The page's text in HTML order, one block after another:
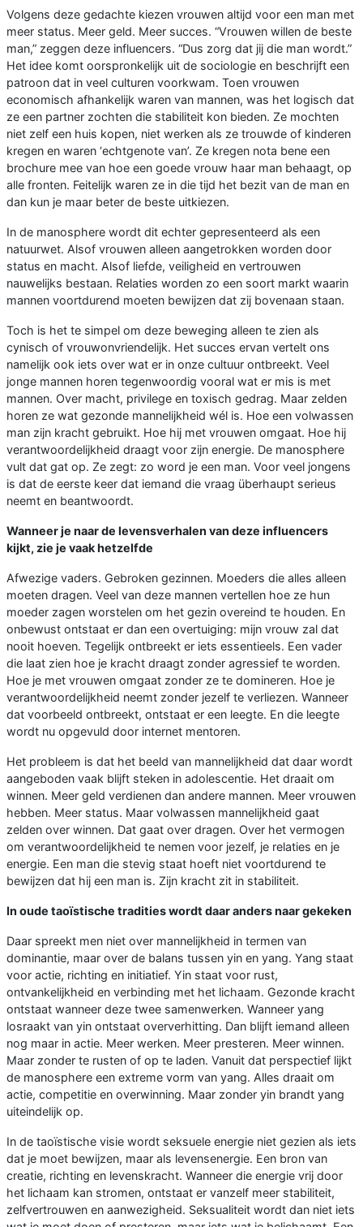
Volgens deze gedachte kiezen vrouwen altijd voor een man met
meer status. Meer geld. Meer succes. “Vrouwen willen de beste
man,” zeggen deze influencers. “Dus zorg dat jij die man wordt.”
Het idee komt oorspronkelijk uit de sociologie en beschrijft een
patroon dat in veel culturen voorkwam. Toen vrouwen
economisch afhankelijk waren van mannen, was het logisch dat
ze een partner zochten die stabiliteit kon bieden. Ze mochten
niet zelf een huis kopen, niet werken als ze trouwde of kinderen
kregen en waren ‘echtgenote van’. Ze kregen nota bene een
brochure mee van hoe een goede vrouw haar man behaagt, op
alle fronten. Feitelijk waren ze in die tijd het bezit van de man en
dan kun je maar beter de beste uitkiezen.
In de manosphere wordt dit echter gepresenteerd als een
natuurwet. Alsof vrouwen alleen aangetrokken worden door
status en macht. Alsof liefde, veiligheid en vertrouwen
nauwelijks bestaan. Relaties worden zo een soort markt waarin
mannen voortdurend moeten bewijzen dat zij bovenaan staan.
Toch is het te simpel om deze beweging alleen te zien als
cynisch of vrouwonvriendelijk. Het succes ervan vertelt ons
namelijk ook iets over wat er in onze cultuur ontbreekt. Veel
jonge mannen horen tegenwoordig vooral wat er mis is met
mannen. Over macht, privilege en toxisch gedrag. Maar zelden
horen ze wat gezonde mannelijkheid wél is. Hoe een volwassen
man zijn kracht gebruikt. Hoe hij met vrouwen omgaat. Hoe hij
verantwoordelijkheid draagt voor zijn energie. De manosphere
vult dat gat op. Ze zegt: zo word je een man. Voor veel jongens
is dat de eerste keer dat iemand die vraag überhaupt serieus
neemt en beantwoordt.
Wanneer je naar de levensverhalen van deze influencers
kijkt, zie je vaak hetzelfde
Afwezige vaders. Gebroken gezinnen. Moeders die alles alleen
moeten dragen. Veel van deze mannen vertellen hoe ze hun
moeder zagen worstelen om het gezin overeind te houden. En
onbewust ontstaat er dan een overtuiging: mijn vrouw zal dat
nooit hoeven. Tegelijk ontbreekt er iets essentieels. Een vader
die laat zien hoe je kracht draagt zonder agressief te worden.
Hoe je met vrouwen omgaat zonder ze te domineren. Hoe je
verantwoordelijkheid neemt zonder jezelf te verliezen. Wanneer
dat voorbeeld ontbreekt, ontstaat er een leegte. En die leegte
wordt nu opgevuld door internet mentoren.
Het probleem is dat het beeld van mannelijkheid dat daar wordt
aangeboden vaak blijft steken in adolescentie. Het draait om
winnen. Meer geld verdienen dan andere mannen. Meer vrouwen
hebben. Meer status. Maar volwassen mannelijkheid gaat
zelden over winnen. Dat gaat over dragen. Over het vermogen
om verantwoordelijkheid te nemen voor jezelf, je relaties en je
energie. Een man die stevig staat hoeft niet voortdurend te
bewijzen dat hij een man is. Zijn kracht zit in stabiliteit.
In oude taoïstische tradities wordt daar anders naar gekeken
Daar spreekt men niet over mannelijkheid in termen van
dominantie, maar over de balans tussen yin en yang. Yang staat
voor actie, richting en initiatief. Yin staat voor rust,
ontvankelijkheid en verbinding met het lichaam. Gezonde kracht
ontstaat wanneer deze twee samenwerken. Wanneer yang
losraakt van yin ontstaat oververhitting. Dan blijft iemand alleen
nog maar in actie. Meer werken. Meer presteren. Meer winnen.
Maar zonder te rusten of op te laden. Vanuit dat perspectief lijkt
de manosphere een extreme vorm van yang. Alles draait om
actie, competitie en overwinning. Maar zonder yin brandt yang
uiteindelijk op.
In de taoïstische visie wordt seksuele energie niet gezien als iets
dat je moet bewijzen, maar als levensenergie. Een bron van
creatie, richting en levenskracht. Wanneer die energie vrij door
het lichaam kan stromen, ontstaat er vanzelf meer stabiliteit,
zelfvertrouwen en aanwezigheid. Seksualiteit wordt dan niet iets